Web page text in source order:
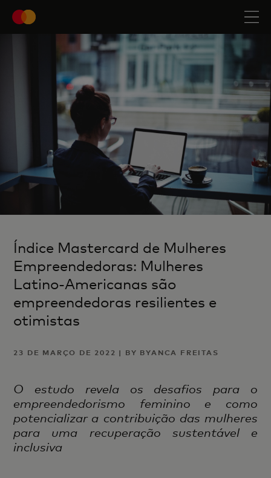
Índice Mastercard de Mulheres
Empreendedoras: Mulheres
Latino-Americanas são
empreendedoras resilientes e
otimistas
23 DE MARÇO DE 2022 | BY BYANCA FREITAS
O estudo revela os desafios para o
empreendedorismo feminino e como
potencializar a contribuição das mulheres
para uma recuperação sustentável e
inclusiva